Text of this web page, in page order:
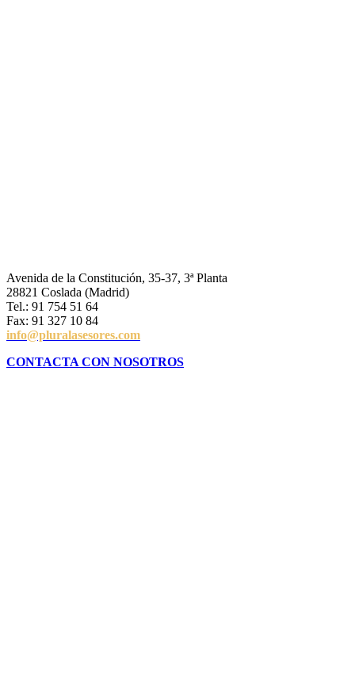
Avenida de la Constitución, 35-37, 3ª Planta
28821 Coslada (Madrid)
Tel.: 91 754 51 64
Fax: 91 327 10 84
info@pluralasesores.com
CONTACTA CON NOSOTROS